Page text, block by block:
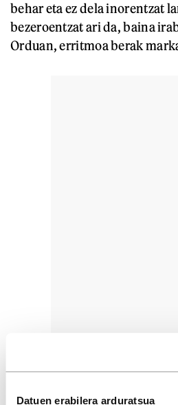
Datuen erabilera arduratsua
behar eta ez dela inorentzat
bezeroentzat ari da, baina
Orduan, erritmoa berak